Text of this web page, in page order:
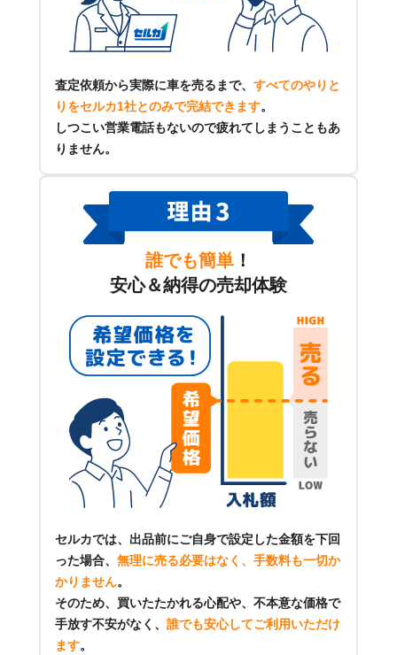
査定依頼から実際に車を売るまで、 すべてのやりと
りをセルカ1社とのみで完結できます。
しつこい営業電話もないので疲れてしまうこともあ
りません。
誰でも簡単 ！
安心＆納得の売却体験
セルカでは、出品前にご自身で設定した金額を下回
った場合、 無理に売る必要はなく、手数料も一切か
かりません。
そのため、買いたたかれる心配や、不本意な価格で
手放す不安がなく、 誰でも安心してご利用いただけ
ます。